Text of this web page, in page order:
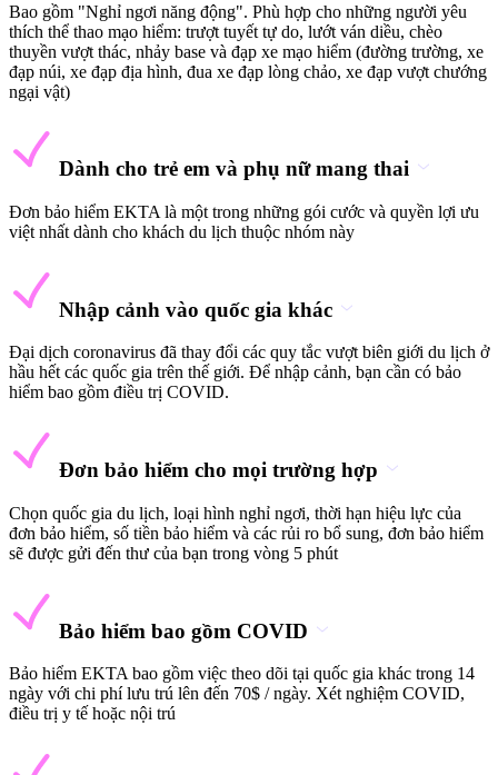
Bao gồm "Nghỉ ngơi năng động". Phù hợp cho những người yêu
thích thể thao mạo hiểm: trượt tuyết tự do, lướt ván diều, chèo
thuyền vượt thác, nhảy base và đạp xe mạo hiểm (đường trường, xe
đạp núi, xe đạp địa hình, đua xe đạp lòng chảo, xe đạp vượt chướng
ngại vật)
Dành cho trẻ em và phụ nữ mang thai
Đơn bảo hiểm EKTA là một trong những gói cước và quyền lợi ưu
việt nhất dành cho khách du lịch thuộc nhóm này
Nhập cảnh vào quốc gia khác
Đại dịch coronavirus đã thay đổi các quy tắc vượt biên giới du lịch ở
hầu hết các quốc gia trên thế giới. Để nhập cảnh, bạn cần có bảo
hiểm bao gồm điều trị COVID.
Đơn bảo hiểm cho mọi trường hợp
Chọn quốc gia du lịch, loại hình nghỉ ngơi, thời hạn hiệu lực của
đơn bảo hiểm, số tiền bảo hiểm và các rủi ro bổ sung, đơn bảo hiểm
sẽ được gửi đến thư của bạn trong vòng 5 phút
Bảo hiểm bao gồm COVID
Bảo hiểm EKTA bao gồm việc theo dõi tại quốc gia khác trong 14
ngày với chi phí lưu trú lên đến 70$ / ngày. Xét nghiệm COVID,
điều trị y tế hoặc nội trú